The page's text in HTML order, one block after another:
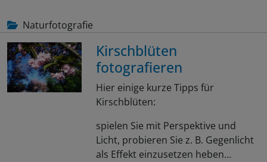
Naturfotografie
Kirschblüten
fotografieren
Hier einige kurze Tipps für
Kirschblüten:
spielen Sie mit Perspektive und
Licht, probieren Sie z. B. Gegenlicht
als Effekt einzusetzen heben…